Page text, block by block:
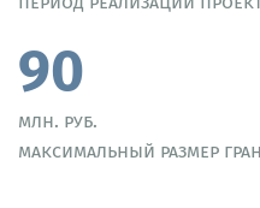
90
млн. руб.
максимальный размер